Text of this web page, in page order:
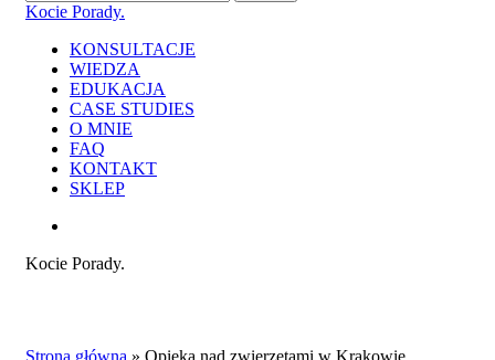
Close
Kocie Porady.
search
Menu
KONSULTACJE
WIEDZA
EDUKACJA
CASE STUDIES
O MNIE
FAQ
KONTAKT
SKLEP
Kocie Porady.
Strona główna » Opieka nad zwierzętami w Krakowie